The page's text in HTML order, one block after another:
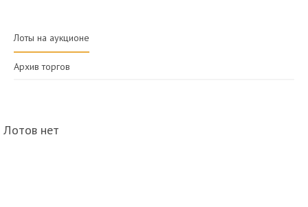
Лоты на аукционе
Архив торгов
Лотов нет